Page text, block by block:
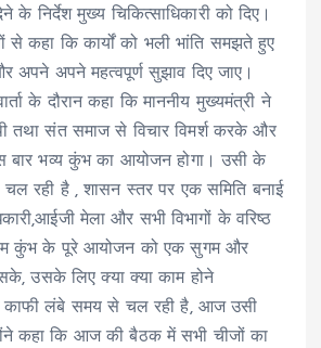
के निर्देश मुख्य चिकित्साधिकारी को दिए।
से कहा कि कार्यों को भली भांति समझते हुए
अपने अपने महत्वपूर्ण सुझाव दिए जाए।
के दौरान कहा कि माननीय मुख्यमंत्री ने
तथा संत समाज से विचार विमर्श करके और
बार भव्य कुंभ का आयोजन होगा। उसी के
चल रही है , शासन स्तर पर एक समिति बनाई
मेला और सभी विभागों के वरिष्ठ
कुंभ के पूरे आयोजन को एक सुगम और
उसके लिए क्या क्या काम होने
काफी लंबे समय से चल रही है, आज उसी
कहा कि आज की बैठक में सभी चीजों का